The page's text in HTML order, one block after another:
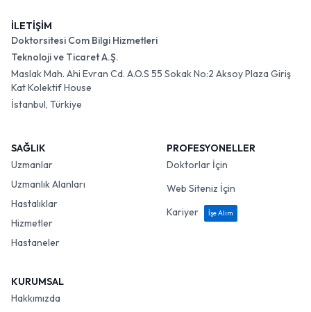
İLETİŞİM
Doktorsitesi Com Bilgi Hizmetleri
Teknoloji ve Ticaret A.Ş.
Maslak Mah. Ahi Evran Cd. A.O.S 55 Sokak No:2 Aksoy Plaza Giriş
Kat Kolektif House
İstanbul, Türkiye
SAĞLIK
Uzmanlar
Uzmanlık Alanları
Hastalıklar
Hizmetler
Hastaneler
PROFESYONELLER
Doktorlar İçin
Web Siteniz İçin
Kariyer
İşe Alım
KURUMSAL
Hakkımızda